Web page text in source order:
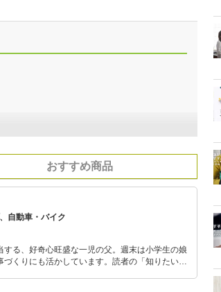
おすすめ商品
自動車・バイク
する、好奇心旺盛な一児の父。週末は小学生の娘
くりにも活かしています。読者の「知りたい」